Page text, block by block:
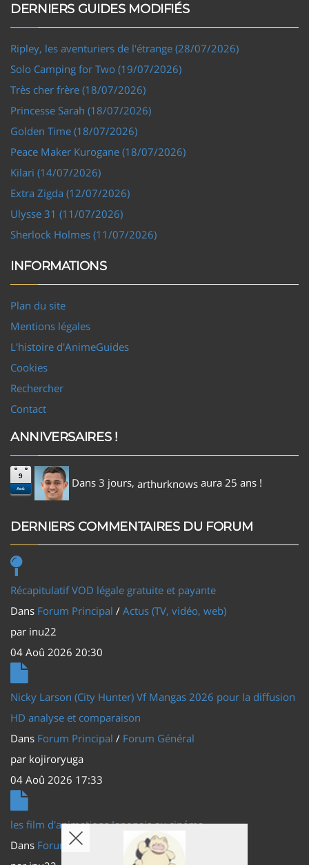
DERNIERS GUIDES MODIFIÉS
Ripley, les aventuriers de l'étrange (28/07/2026)
Solo Camping for Two (19/07/2026)
Très cher frère (18/07/2026)
Princesse Sarah (18/07/2026)
Golden Time (18/07/2026)
Peace Maker Kurogane (18/07/2026)
Kilari (14/07/2026)
Extra Zigda (12/07/2026)
Ulysse 31 (11/07/2026)
Sherlock Holmes (11/07/2026)
INFORMATIONS
Plan du site
Mentions légales
L'histoire d'AnimeGuides
Cookies
Rechercher
Contact
ANNIVERSAIRES !
9
Aoû Dans 3 jours, arthurknows aura 25 ans !
DERNIERS COMMENTAIRES DU FORUM
Récapitulatif VOD légale gratuite et payante
Dans Forum Principal / Actus (TV, vidéo, web)
par inu22
04 Aoû 2026 20:30
Nicky Larson (City Hunter) Vf Mangas 2026 pour la diffusion
HD analyse et comparaison
Dans Forum Principal / Forum Général
par kojiroryuga
04 Aoû 2026 17:33
les film d'animations Japonais au cinéma
Dans Forum Principal
Actus (TV, vidéo, web)